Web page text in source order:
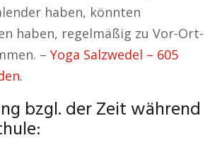
haben, könnten
haben, regelmäßig zu Vor-Ort-
– Yoga Salzwedel – 605
bzgl. der Zeit während